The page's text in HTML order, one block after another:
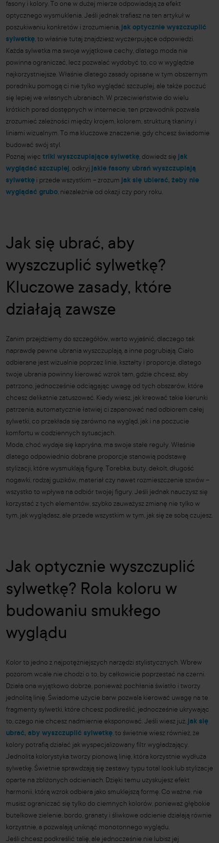
fasony i kolory. To one w dużej mierze odpowiadają za efekt
optycznego wysmuklenia. Jeśli jednak trafiasz na ten artykuł w
poszukiwaniu konkretów i zrozumienia, jak optycznie wyszczuplić
sylwetkę, to właśnie tutaj znajdziesz wyczerpujące odpowiedzi.
Każda sylwetka ma swoje wyjątkowe cechy, dlatego moda nie
powinna ograniczać, lecz pozwalać wydobyć to, co w wyglądzie
najkorzystniejsze. Właśnie dlatego zasady opisane w tym obszernym
poradniku pomogą ci nie tylko wyglądać szczuplej, ale także poczuć
się lepiej we własnych ubraniach. W przeciwieństwie do wielu
krótkich porad dostępnych w internecie, ten przewodnik pozwala
zrozumieć zależności między krojem, kolorem, strukturą tkaniny i
liniami wizualnym. To ma kluczowe znaczenie, gdy chcesz świadomie
budować swój styl.
Poznaj więc triki wyszczuplające sylwetkę, dowiedz się jak
wyglądać szczuplej , odkryj jakie fasony ubrań wyszczuplają
sylwetkę i przede wszystkim – zrozum jak się ubierać, żeby nie
wyglądać grubo, niezależnie od okazji czy pory roku.
Jak się ubrać, aby
wyszczuplić sylwetkę?
Kluczowe zasady, które
działają zawsze
Zanim przejdziemy do szczegółów, warto wyjaśnić, dlaczego tak
naprawdę pewne ubrania wyszczuplają, a inne pogrubiają. Ciało
odbierane jest wizualnie poprzez linie, kształty i proporcje, dlatego
twoje ubrania powinny kierować wzrok tam, gdzie chcesz, aby
patrzono, jednocześnie odciągając uwagę od tych obszarów, które
chcesz delikatnie zatuszować. Kiedy wiesz, jak kreować takie kierunki
patrzenia, automatycznie łatwiej ci zapanować nad odbiorem całej
sylwetki, co przekłada się zarówno na wygląd, jak i na poczucie
komfortu w codziennych sytuacjach.
Moda, choć wydaje się kapryśna, ma swoje stałe reguły. Właśnie
dlatego odpowiednio dobrane proporcje stanowią podstawę
stylizacji, które wysmuklają figurę. Torebka, buty, dekolt, długość
nogawki, rodzaj guzików, materiał czy nawet rozmieszczenie szwów –
wszystko to wpływa na odbiór twojej figury. Jeśli jednak nauczysz się
korzystać z tych elementów, szybko zauważysz zmianę nie tylko w
tym, jak wyglądasz, ale przede wszystkim w tym, jak się ze sobą czujesz.
Jak optycznie wyszczuplić
sylwetkę? Rola koloru w
budowaniu smukłego
wyglądu
Kolor to jedno z najpotężniejszych narzędzi stylistycznych. Wbrew
pozorom wcale nie chodzi o to, by całkowicie poprzestać na czerni.
Działa ona wyjątkowo dobrze, ponieważ pochłania światło i tworzy
jednolitą linię. Świadome użycie barw pozwala kierować uwagę na te
fragmenty sylwetki, które chcesz podkreślić, jednocześnie ukrywając
to, czego nie chcesz nadmiernie eksponować. Jeśli wiesz już, jak się
ubrać, aby wyszczuplić sylwetkę, to świetnie wiesz również, że
kolory potrafią działać jak wyspecjalizowany filtr wygładzający.
Jednolita kolorystyka tworzy pionową linię, która korzystnie wydłuża
sylwetkę. Świetnie sprawdzają się zestawy typu total look lub stylizacje
oparte na zbliżonych odcieniach. Dzięki temu uzyskujesz efekt
harmonii, którą wzrok odbiera jako smuklejszą formę. Co ważne, nie
musisz ograniczać się tylko do ciemnych kolorów, ponieważ głębokie
butelkowe zielenie, bordo, granaty i śliwkowe odcienie działają równie
korzystnie, a pozwalają uniknąć monotonnego wyglądu.
Jeśli chcesz podkreślić talię, ale jednocześnie nie lubisz jej